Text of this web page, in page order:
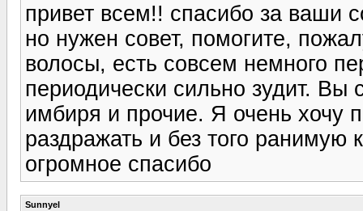
привет всем!! спасибо за ваши
но нужен совет, помогите,
волосы, есть совсем немного
периодически сильно зудит. Вы
имбиря и прочие. Я очень хочу
раздражать и без того ранимую
огромное спасибо
Sunnyel